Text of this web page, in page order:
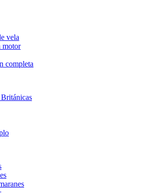
vela
motor
completa